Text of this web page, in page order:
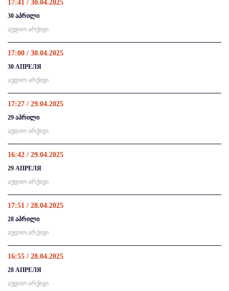
17:41 / 30.04.2025
30 აპრილი
აუდიო არქივი
17:00 / 30.04.2025
30 АПРЕЛЯ
აუდიო არქივი
17:27 / 29.04.2025
29 აპრილი
აუდიო არქივი
16:42 / 29.04.2025
29 АПРЕЛЯ
აუდიო არქივი
17:51 / 28.04.2025
28 აპრილი
აუდიო არქივი
16:55 / 28.04.2025
28 АПРЕЛЯ
აუდიო არქივი